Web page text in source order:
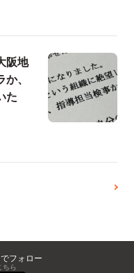
阪地
、
た
フォロー
ちら